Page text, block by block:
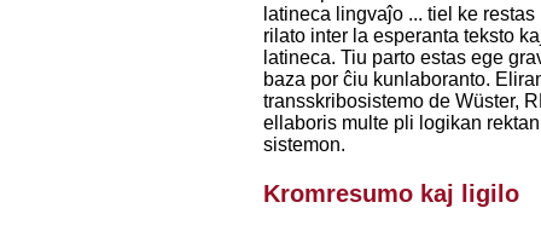
latineca lingvaĵo ... tiel ke restas
rilato inter la esperanta teksto
latineca. Tiu parto estas ege
baza por ĉiu kunlaboranto.
transskribosistemo de Wüster,
ellaboris multe pli logikan rektan
sistemon.
Kromresumo kaj ligilo